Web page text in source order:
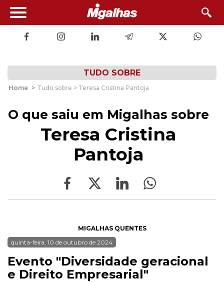
TUDO SOBRE
Home > Tudo sobre > Teresa Cristina Pantoja
O que saiu em Migalhas sobre
Teresa Cristina
Pantoja
MIGALHAS QUENTES
quinta-feira, 10 de outubro de 2024
Evento "Diversidade geracional
e Direito Empresarial"